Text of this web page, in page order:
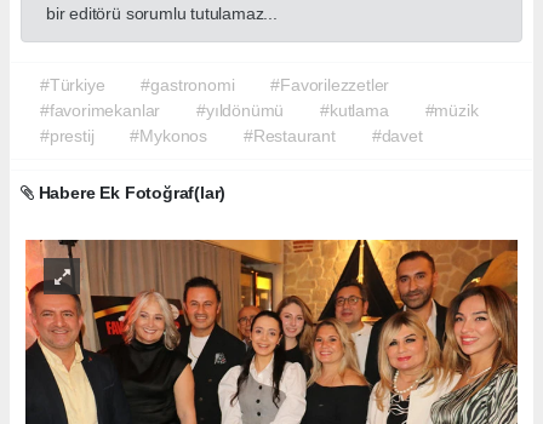
bir editörü sorumlu tutulamaz...
#Türkiye #gastronomi
#Favorilezzetler
#favorimekanlar
#yıldönümü #kutlama
#müzik
#prestij
#Mykonos #Restaurant #davet
Habere Ek Fotoğraf(lar)